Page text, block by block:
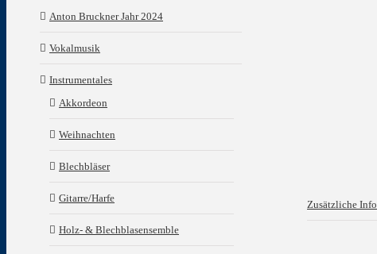
Zusätzliche
Anton Bruckner Jahr 2024
Vokalmusik
Instrumentales
Akkordeon
Weihnachten
Blechbläser
Gitarre/Harfe
Holz- & Blechblasensemble